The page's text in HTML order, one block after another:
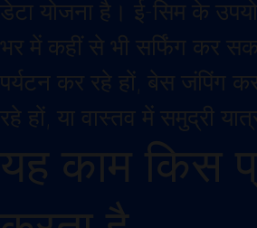
डेटा योजना है। ई-सिम के
भर में कहीं से भी सर्फिंग कर
पर्यटन कर रहे हों, बेस जंपिंग
रहे हों, या वास्तव में समुद्री
यह काम किस